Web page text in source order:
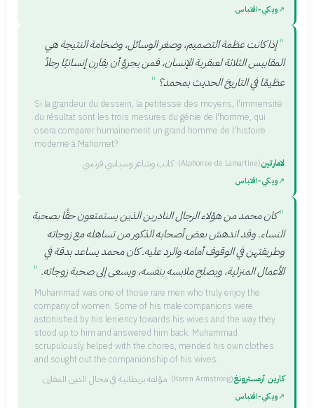
↗ويكي‑اقتباس
" إذا كانت عظمة التصميم، وصغر الوسائل، وضخامة النتيجة هي
المقاييس الثلاثة لعبقرية الإنسان، فمن يجرؤ أن يقارن إنسانيًا رجلاً
عظيمًا في التاريخ الحديث بمحمد؟ "
Si la grandeur du dessein, la petitesse des moyens, l'immensité
du résultat sont les trois mesures du génie de l'homme, qui
osera comparer humainement un grand homme de l'histoire
moderne à Mahomet?
لامارتين
(Alphonse de Lamartine)
·كاتب وشاعر وسياسي فرنسي
↗ويكي‑اقتباس
"كان محمد من هؤلاء الرجال النادرين الذين يستمتعون حقًا بصحبة
النساء. وقد اندهش بعض أصحابه الذكور من تساهله مع زوجاته
وطريقتهن في الوقوف أمامه والرد عليه. كان محمد يساعد بدقة في
الأعمال المنزلية، ويصلح ملابسه بنفسه، ويسعى إلى صحبة زوجاته. "
Muhammad was one of those rare men who truly enjoy the
company of women. Some of his male companions were
astonished by his leniency towards his wives and the way they
stood up to him and answered him back. Muhammad
scrupulously helped with the chores, mended his own clothes
and sought out the companionship of his wives.
كارين آرمسترونغ
(Karen Armstrong)
· مؤلفة بريطانية في مجال الدين المقارن
↗ويكي‑اقتباس